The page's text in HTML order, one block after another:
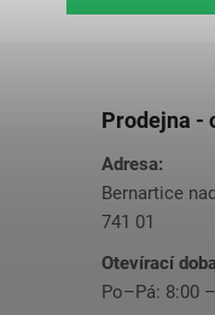
Prodejna -
Adresa:
Bernartice
741 01
Otevírací
Po–Pá: 8:00